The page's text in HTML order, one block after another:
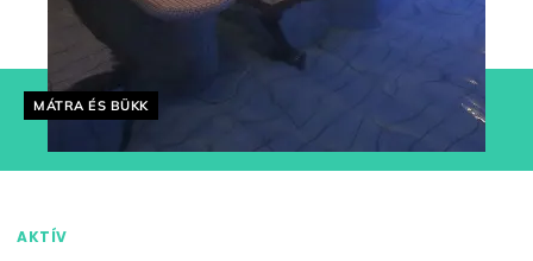
Helyszín címkék:
MÁTRA ÉS BÜKK
AKTÍV